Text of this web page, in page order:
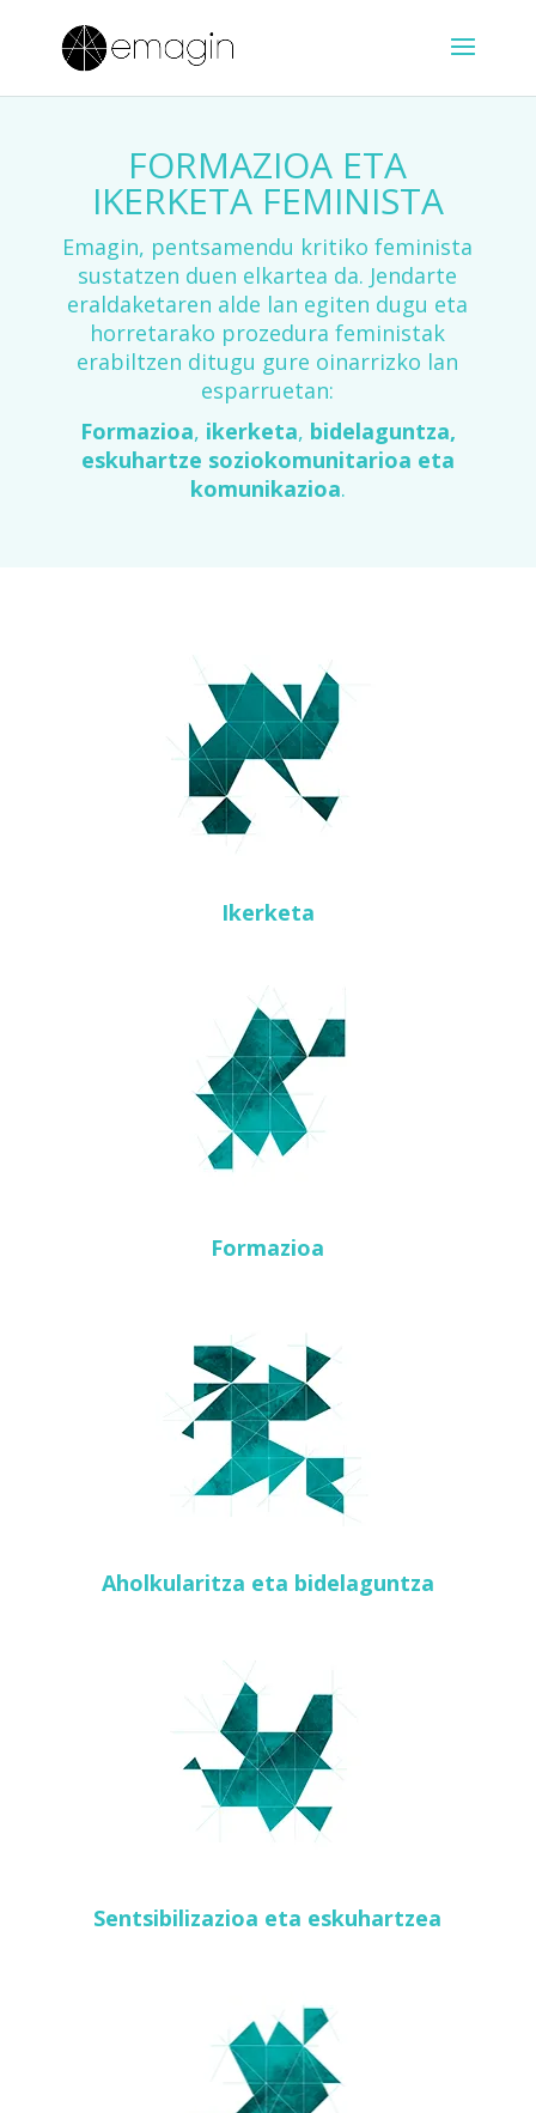
FORMAZIOA ETA
IKERKETA FEMINISTA
Emagin, pentsamendu kritiko feminista
sustatzen duen elkartea da. Jendarte
eraldaketaren alde lan egiten dugu eta
horretarako prozedura feministak
erabiltzen ditugu gure oinarrizko lan
esparruetan:
Formazioa, ikerketa, bidelaguntza,
eskuhartze soziokomunitarioa eta
komunikazioa.
Ikerketa
Formazioa
Aholkularitza eta bidelaguntza
Sentsibilizazioa eta eskuhartzea